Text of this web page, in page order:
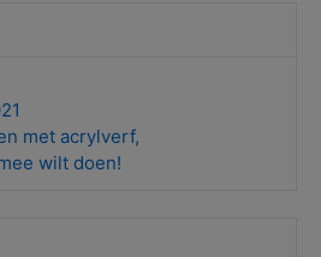
met acrylverf,
wilt doen!